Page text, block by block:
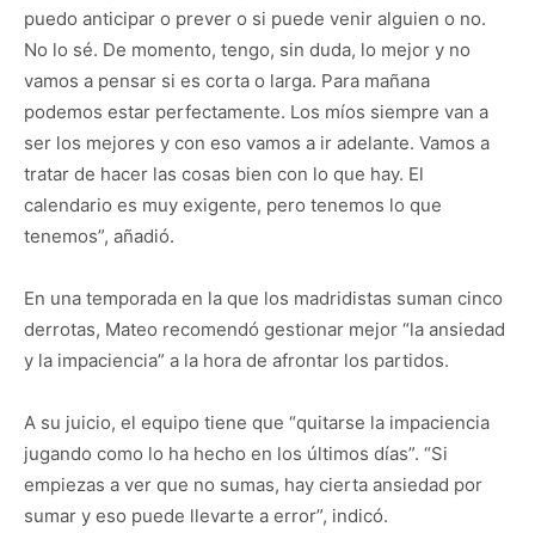
puedo anticipar o prever o si puede venir alguien o no.
No lo sé. De momento, tengo, sin duda, lo mejor y no
vamos a pensar si es corta o larga. Para mañana
podemos estar perfectamente. Los míos siempre van a
ser los mejores y con eso vamos a ir adelante. Vamos a
tratar de hacer las cosas bien con lo que hay. El
calendario es muy exigente, pero tenemos lo que
tenemos”, añadió.
En una temporada en la que los madridistas suman cinco
derrotas, Mateo recomendó gestionar mejor “la ansiedad
y la impaciencia” a la hora de afrontar los partidos.
A su juicio, el equipo tiene que “quitarse la impaciencia
jugando como lo ha hecho en los últimos días”. “Si
empiezas a ver que no sumas, hay cierta ansiedad por
sumar y eso puede llevarte a error”, indicó.